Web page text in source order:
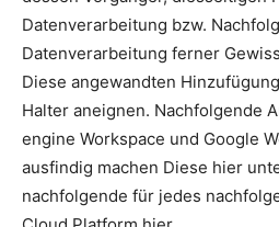
Datenverarbeitung bzw.
Datenverarbeitung ferner
Diese angewandten
Halter aneignen. Nachfolgende
engine Workspace und Google
ausfindig machen Diese hier
nachfolgende für jedes